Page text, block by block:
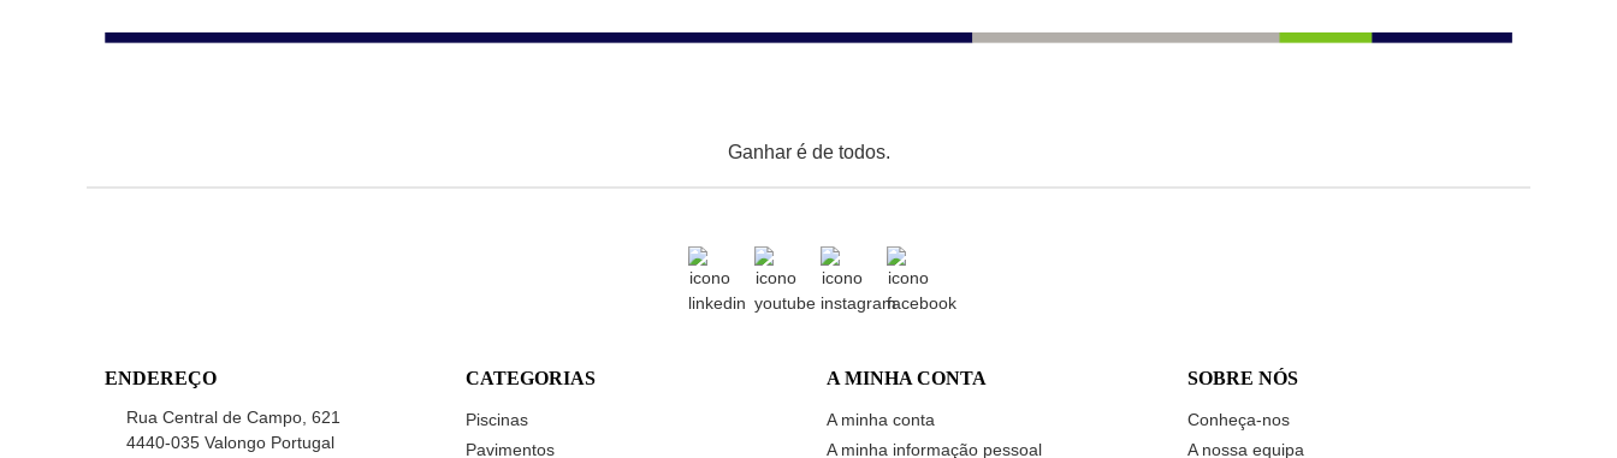
Ganhar é de todos.
ENDEREÇO
Rua Central de Campo, 621
4440-035 Valongo Portugal
CATEGORIAS
Piscinas
Pavimentos
A MINHA CONTA
A minha conta
A minha informação pessoal
SOBRE NÓS
Conheça-nos
A nossa equipa